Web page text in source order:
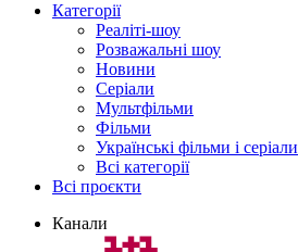
Категорії
Реаліті-шоу
Розважальні шоу
Новини
Серіали
Мультфільми
Фільми
Українські фільми і серіали
Всі категорії
Всі проєкти
Канали